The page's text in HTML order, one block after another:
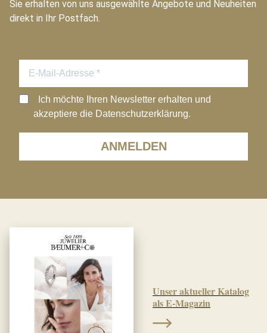
Sie erhalten von uns ausgewählte Angebote und Neuheiten
direkt in Ihr Postfach.
ANMELDEN
Ich möchte Ihren Newsletter erhalten und
akzeptiere die Datenschutzerklärung.
Unser aktueller Katalog
als E-Magazin